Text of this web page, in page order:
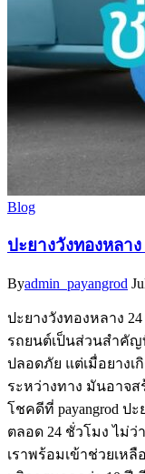
Blog
ปะยางวังทองหลา
Byadmin_payangrod
ปะยางวังทองหลาง
รถยนต์เป็นส่วนสำคัญ
ปลอดภัย แต่เมื่อยางเ
ระหว่างทาง มันอาจส
โชคดีที่ payangrod ป
ตลอด 24 ชั่วโมง ไม่
เราพร้อมเข้าช่วยเห